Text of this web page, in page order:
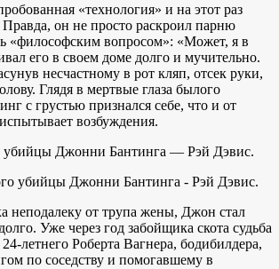
«технология» и на этот раз
он не просто раскроил парню
«философским вопросом»: «Может, я в
его в своем доме долго и мучительно.
несчастному в рот кляп, отсек руки,
Глядя в мертвые глаза былого
с грустью признался себе, что и от
возбуждения.
убийцы Джонни Бантинга — Рэй Дэвис.
неподалеку от трупа жены, Джон стал
Уже через год забойщика скота судьба
летнего Роберта Вагнера, бодибилдера,
по соседству и помогавшему в